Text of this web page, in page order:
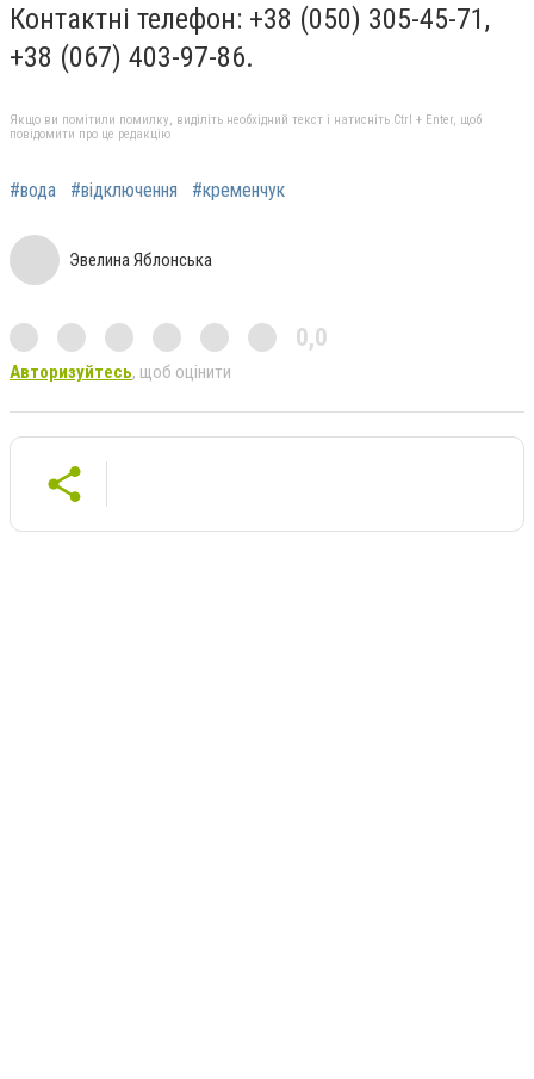
Контактні телефон: +38 (050) 305-45-71,
+38 (067) 403-97-86.
Якщо ви помітили помилку, виділіть необхідний текст і натисніть Ctrl + Enter, щоб
повідомити про це редакцію
#вода #відключення #кременчук
Эвелина Яблонська
0,0
Авторизуйтесь, щоб оцінити